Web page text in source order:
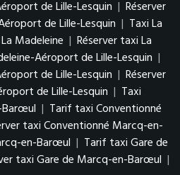
de Lille-Lesquin | Réserver
de Lille-Lesquin | Taxi La
Madeleine | Réserver taxi La
Aéroport de Lille-Lesquin |
de Lille-Lesquin | Réserver
de Lille-Lesquin | Taxi
| Tarif taxi Conventionné
taxi Conventionné Marcq-en-
en-Barœul | Tarif taxi Gare de
taxi Gare de Marcq-en-Barœul |